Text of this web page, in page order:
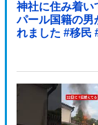
神社に住み着い
パール国籍の男